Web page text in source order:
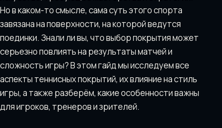
Но в каком-то смысле, сама суть этого спорта
завязана на поверхности, на которой ведутся
поединки. Знали ли вы, что выбор покрытия может
серьезно повлиять на результаты матчей и
сложность игры? В этом гайд мы исследуем все
аспекты теннисных покрытий, их влияние на стиль
игры, а также разберём, какие особенности важны
для игроков, тренеров и зрителей.